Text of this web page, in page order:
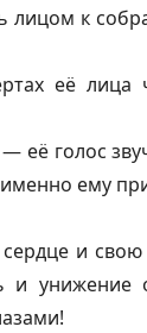
лицом к
её лица
её голос
именно ему
и
и